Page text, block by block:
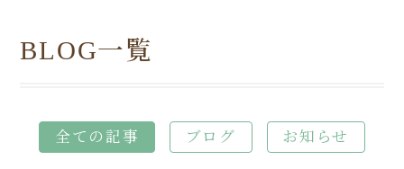
BLOG一覧
全ての記事 ブログ お知らせ